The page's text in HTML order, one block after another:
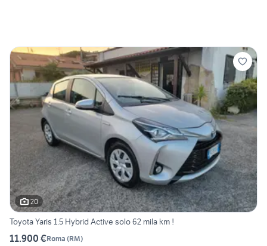
20
Toyota Yaris 1.5 Hybrid Active solo 62 mila km !
11.900 €Roma (RM)